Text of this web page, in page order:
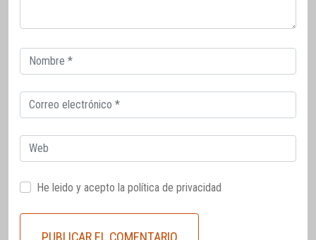
Correo
electrónico
Correo
electrónico
Web
He leido y acepto la política de privacidad